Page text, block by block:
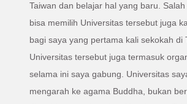
Taiwan dan belajar hal yang baru.
bisa memilih Universitas tersebut juga
bagi saya yang pertama kali sekokah di
Universitas tersebut juga termasuk
selama ini saya gabung. Universitas
mengarah ke agama Buddha, bukan